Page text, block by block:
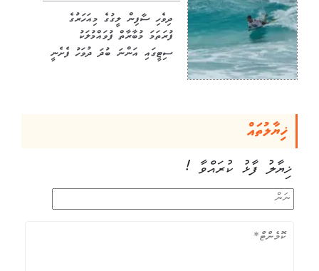
ދިވެހި ސާފިން ލީގުގެ މިއަހަރުގެ
ފުރަތަމަ މުބާރާތް ފުވައްމުލަކު
ސިޓީގައި އަންނަ ބުދަ ދުވަހު ފެށެނީ
ޚިޔާލުތައް
ޚިޔާލު ފާޅު ކުރައްވާ !